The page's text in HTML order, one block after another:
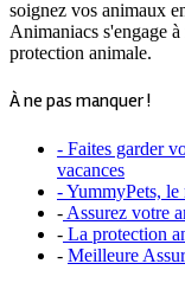
soignez vos animaux
Animaniacs s'engage
protection animale.
À ne pas manquer !
- Faites garder
vacances
- YummyPets, le
- Assurez votre
- La protection
- Meilleure